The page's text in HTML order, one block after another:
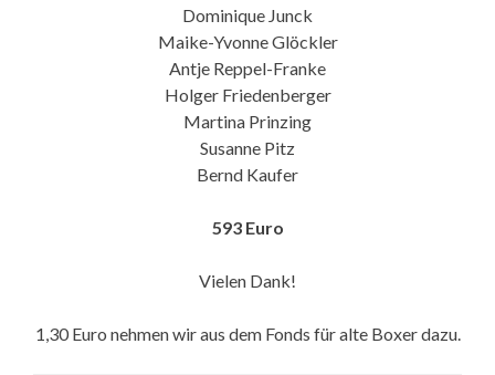
Dominique Junck
Maike-Yvonne Glöckler
Antje Reppel-Franke
Holger Friedenberger
Martina Prinzing
Susanne Pitz
Bernd Kaufer
593 Euro
Vielen Dank!
1,30 Euro nehmen wir aus dem Fonds für alte Boxer dazu.